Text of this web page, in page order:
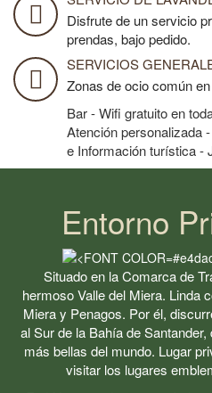
Disfrute de un servicio
prendas, bajo pedido.
SERVICIOS
Zonas de ocio común
Bar - Wifi gratuito en
Atención personalizada
e Información turística -
Entorno
Situado en la Comarca de
hermoso Valle del Miera. Linda
Miera y Penagos. Por él,
al Sur de la Bahía de
más bellas del mundo. Lugar
visitar los lugares